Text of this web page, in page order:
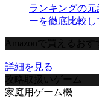
ランキングの
ーを徹底比較し
Amazonで買えるお
詳細を見る
攻略取扱いゲーム
家庭用ゲーム機